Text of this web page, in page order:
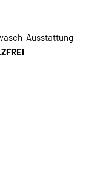
Ausstattung